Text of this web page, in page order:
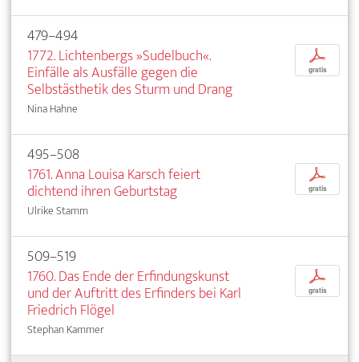
479–494
1772. Lichtenbergs »Sudelbuch«.
Einfälle als Ausfälle gegen die
Selbstästhetik des Sturm und Drang
Nina Hahne
p
gratis
495–508
1761. Anna Louisa Karsch feiert
dichtend ihren Geburtstag
Ulrike Stamm
p
gratis
509–519
1760. Das Ende der Erfindungskunst
und der Auftritt des Erfinders bei Karl
Friedrich Flögel
Stephan Kammer
p
gratis